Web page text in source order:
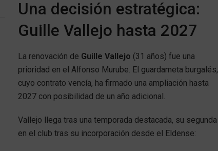
Una decisión estratégica:
Guille Vallejo hasta 2027
La renovación de Guille Vallejo (31 años) fue una
prioridad en el Alfonso Murube. El guardameta burgalés,
cuyo contrato vencía, ha firmado una ampliación hasta
2027 con posibilidad de un año adicional.
Vallejo llega tras una temporada destacada, su segunda
en el club tras su incorporación desde el Eldense: